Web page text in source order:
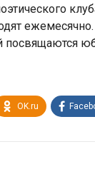
ежемесячно.
посвящаются
OK.ru